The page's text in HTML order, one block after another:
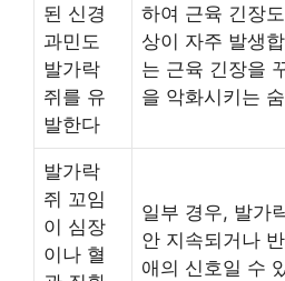
된 신경
과민도
발가락
쥐를 유
발한다
하여 근육 긴장
상이 자주 발생
는 근육 긴장을
을 악화시키는
발가락
쥐 꼬임
이 심장
이나 혈
일부 경우, 발가
안 지속되거나
애의 신호일 수